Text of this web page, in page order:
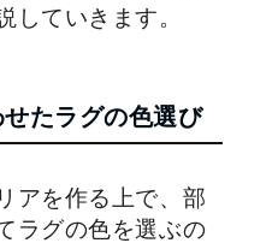
していきます。
たラグの色選び
アを作る上で、部
ラグの色を選ぶの